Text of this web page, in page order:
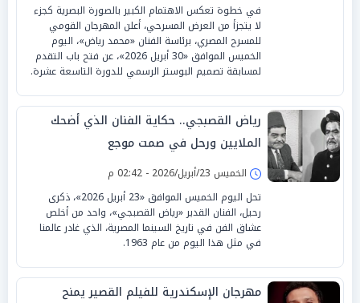
في خطوة تعكس الاهتمام الكبير بالصورة البصرية كجزء
لا يتجزأ من العرض المسرحي، أعلن المهرجان القومي
للمسرح المصري، برئاسة الفنان «محمد رياض»، اليوم
الخميس الموافق «30 أبريل 2026»، عن فتح باب التقدم
لمسابقة تصميم البوستر الرسمي للدورة التاسعة عشرة.
رياض القصبجي.. حكاية الفنان الذي أضحك
الملايين ورحل في صمت موجع
الخميس 23/أبريل/2026 - 02:42 م
تحل اليوم الخميس الموافق «23 أبريل 2026»، ذكرى
رحيل، الفنان القدير «رياض القصبجي»، واحد من أخلص
عشاق الفن في تاريخ السينما المصرية، الذي غادر عالمنا
في مثل هذا اليوم من عام 1963.
مهرجان الإسكندرية للفيلم القصير يمنح